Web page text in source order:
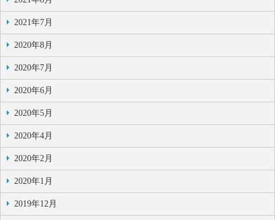
2021年7月
2020年8月
2020年7月
2020年6月
2020年5月
2020年4月
2020年2月
2020年1月
2019年12月